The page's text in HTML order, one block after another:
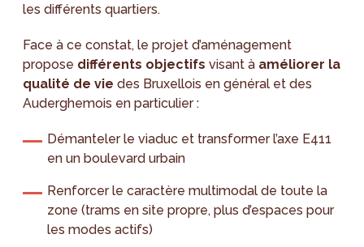
les différents quartiers.
Face à ce constat, le projet d’aménagement
propose différents objectifs visant à améliorer la
qualité de vie des Bruxellois en général et des
Auderghemois en particulier :
Démanteler le viaduc et transformer l’axe E411
en un boulevard urbain
Renforcer le caractère multimodal de toute la
zone (trams en site propre, plus d’espaces pour
les modes actifs)